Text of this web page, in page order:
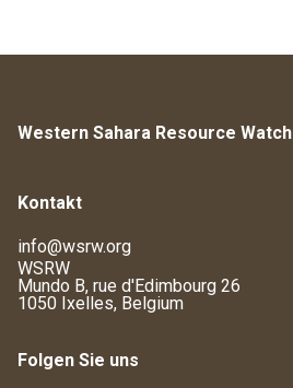
Western Sahara Resource Watch
Kontakt
info@wsrw.org
WSRW
Mundo B, rue d'Edimbourg 26
1050 Ixelles, Belgium
Folgen Sie uns